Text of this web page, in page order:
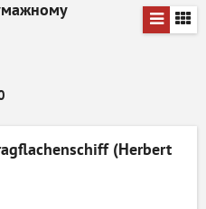
(Herbert